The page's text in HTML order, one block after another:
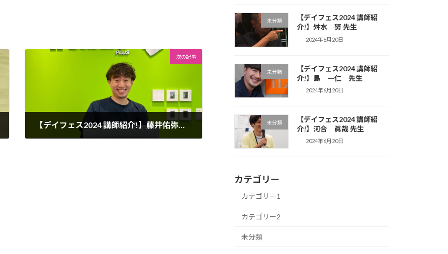
次の記事
【デイフェス2024 講師紹介!】藤井佑弥先生
未分類
【デイフェス2024 講師紹
介!】舛水 努 先生
2024年6月20日
未分類
【デイフェス2024 講師紹
介!】島 一仁 先生
2024年6月20日
未分類
【デイフェス2024 講師紹
介!】河合 眞哉 先生
2024年6月20日
カテゴリー
カテゴリー1
カテゴリー2
未分類